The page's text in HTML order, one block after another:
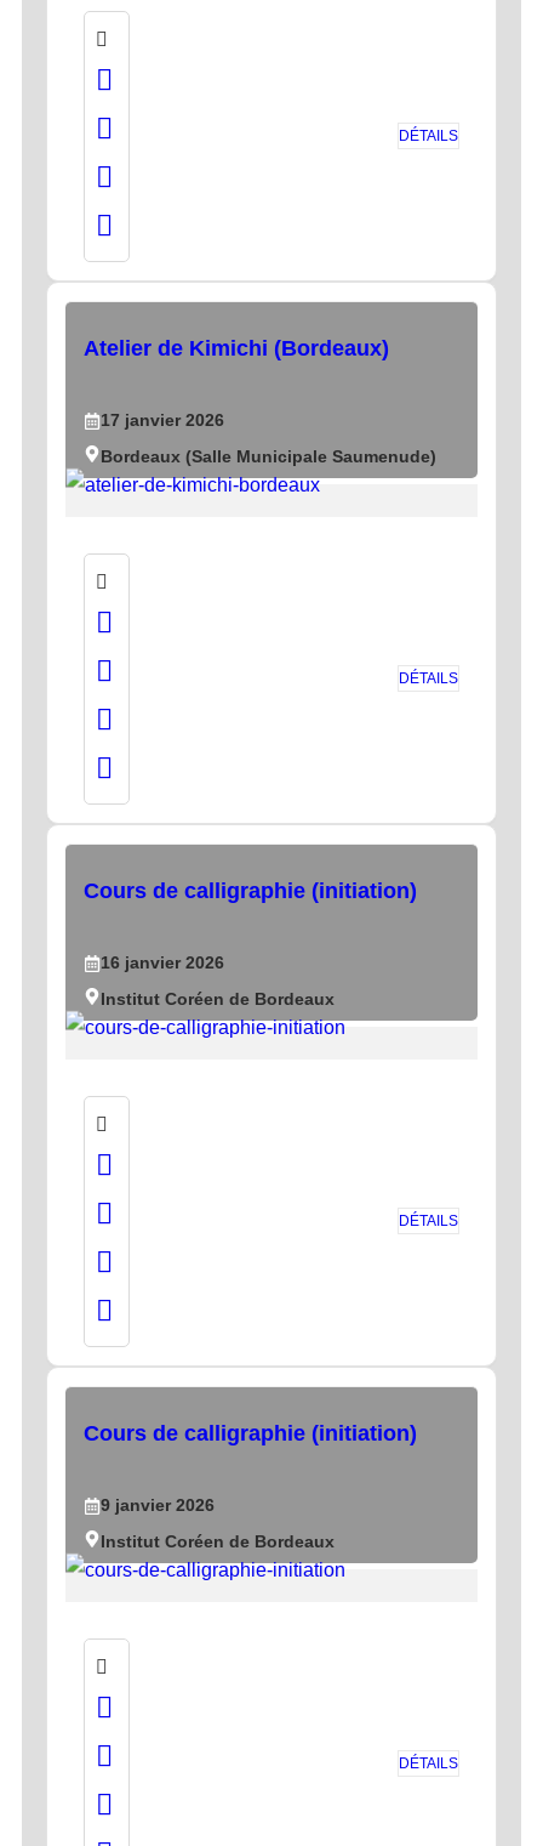
DÉTAILS
Atelier de Kimichi (Bordeaux)
17 janvier 2026
Bordeaux (Salle Municipale Saumenude)
DÉTAILS
Cours de calligraphie (initiation)
16 janvier 2026
Institut Coréen de Bordeaux
DÉTAILS
Cours de calligraphie (initiation)
9 janvier 2026
Institut Coréen de Bordeaux
DÉTAILS